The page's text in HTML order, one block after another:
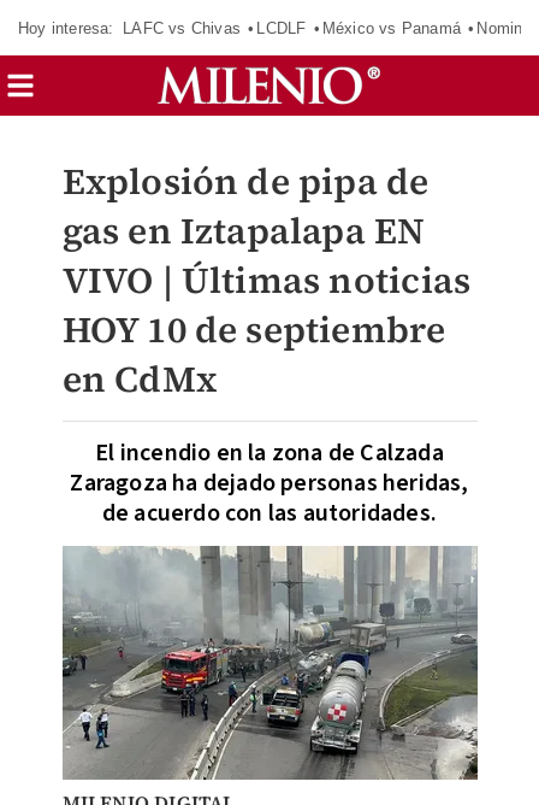
Hoy interesa: LAFC vs Chivas LCDLF México vs Panamá
Explosión de pipa de
gas en Iztapalapa EN
VIVO | Últimas noticias
HOY 10 de septiembre
en CdMx
El incendio en la zona de Calzada
Zaragoza ha dejado personas heridas,
de acuerdo con las autoridades.